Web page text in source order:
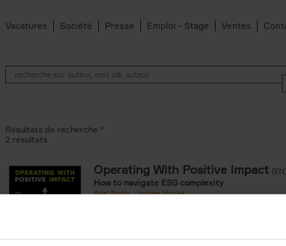
Vacatures Société Presse Emploi - Stage Ventes
den Bussche filter
Résultats de recherche ''
2 résultats
Operating With Positive Impact (EN)
How to navigate ESG complexity
Axel Smits
Jochen Vincke